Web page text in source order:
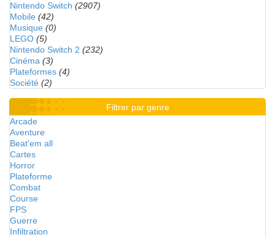
Nintendo Switch (2907)
Mobile (42)
Musique (0)
LEGO (5)
Nintendo Switch 2 (232)
Cinéma (3)
Plateformes (4)
Société (2)
Filtrer par genre
Arcade
Aventure
Beat'em all
Cartes
Horror
Plateforme
Combat
Course
FPS
Guerre
Infiltration